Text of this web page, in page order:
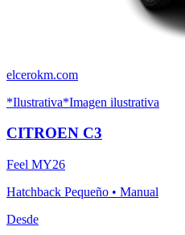
elcerokm.com
*Ilustrativa*Imagen ilustrativa
CITROEN C3
Feel MY26
Hatchback Pequeño • Manual
Desde